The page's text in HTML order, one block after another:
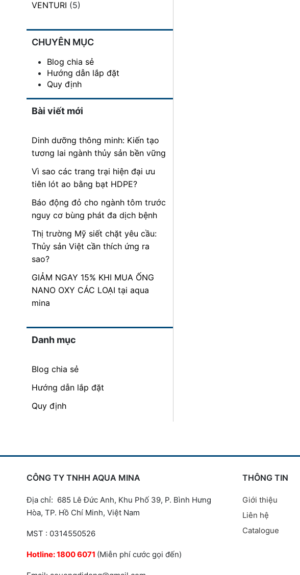
VENTURI (5)
CHUYÊN MỤC
Blog chia sẻ
Hướng dẫn lắp đặt
Quy định
Bài viết mới
Dinh dưỡng thông minh: Kiến tạo
tương lai ngành thủy sản bền vững
Vì sao các trang trại hiện đại ưu
tiên lót ao bằng bạt HDPE?
Báo động đỏ cho ngành tôm trước
nguy cơ bùng phát đa dịch bệnh
Thị trường Mỹ siết chặt yêu cầu:
Thủy sản Việt cần thích ứng ra
sao?
GIẢM NGAY 15% KHI MUA ỐNG
NANO OXY CÁC LOẠI tại aqua
mina
Danh mục
Blog chia sẻ
Hướng dẫn lắp đặt
Quy định
CÔNG TY TNHH AQUA MINA
Địa chỉ: 685 Lê Đức Anh, Khu Phố 39, P. Bình Hưng
Hòa, TP. Hồ Chí Minh, Việt Nam
MST : 0314550526
Hotline:1800 6071 (Miễn phí cước gọi đến)
THÔNG TIN
Giới thiệu
Liên hệ
Catalogue